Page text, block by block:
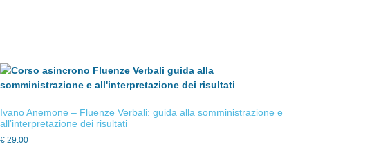
Ivano Anemone – Fluenze Verbali: guida alla somministrazione e
all’interpretazione dei risultati
€ 29.00